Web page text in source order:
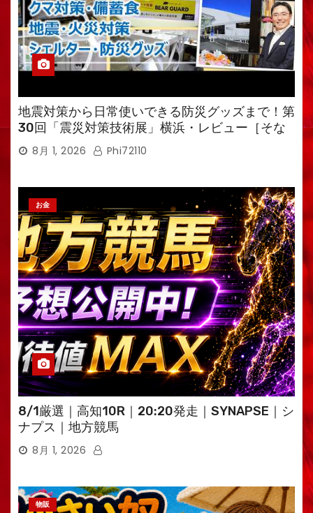
地震対策から日常使いできる防災グッズまで！第
30回「震災対策技術展」横浜・レビュー［そな
えるTV・高荷智也］
8月 1, 2026 Phi72110
お金
8/1厳選｜高知10R｜20:20発走｜SYNAPSE｜シ
ナプス｜地方競馬
8月 1, 2026
物販